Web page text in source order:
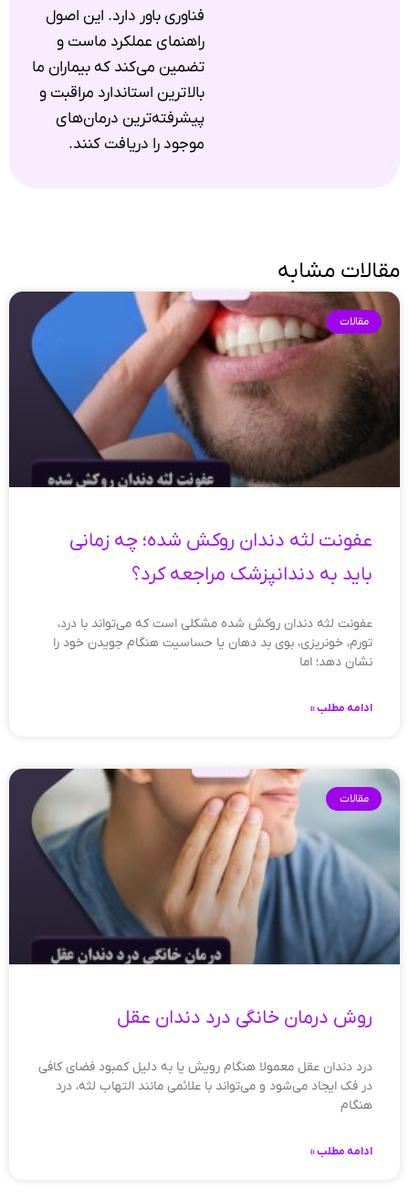
فناوری باور دارد. این اصول
راهنمای عملکرد ماست و
تضمین می‌کند که بیماران ما
بالاترین استاندارد مراقبت و
پیشرفته‌ترین درمان‌های
موجود را دریافت کنند.
مقالات مشابه
مقالات
عفونت لثه دندان روکش شده؛ چه زمانی
باید به دندانپزشک مراجعه کرد؟
عفونت لثه دندان روکش شده مشکلی است که می‌تواند با درد،
تورم، خونریزی، بوی بد دهان یا حساسیت هنگام جویدن خود را
نشان دهد؛ اما
ادامه مطلب »
مقالات
روش درمان خانگی درد دندان عقل
درد دندان عقل معمولا هنگام رویش یا به دلیل کمبود فضای کافی
در فک ایجاد می‌شود و می‌تواند با علائمی مانند التهاب لثه، درد
هنگام
ادامه مطلب »